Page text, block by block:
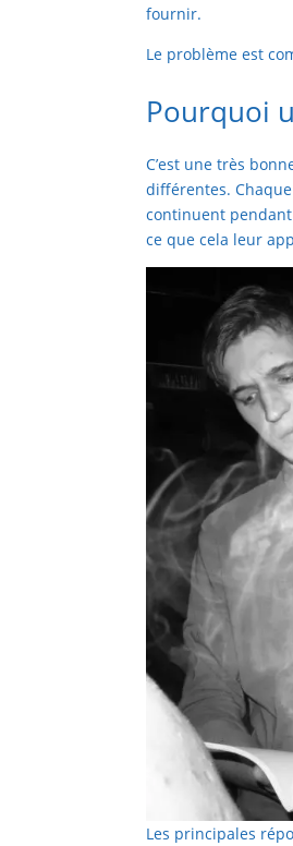
fournir.
Le problème est
Pourquoi
C’est une très
différentes.
continuent pendant
ce que cela leur
Les principales